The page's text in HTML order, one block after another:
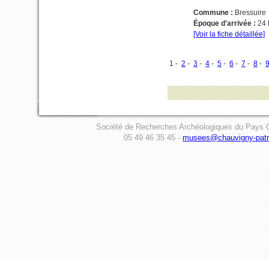
Commune : Bressuire
Époque d'arrivée : 24
[Voir la fiche détaillée]
1 - 2 - 3 - 4 - 5 - 6 - 7 - 8 - 9
Société de Recherches Archéologiques du Pays
05 49 46 35 45 - musees@chauvigny-